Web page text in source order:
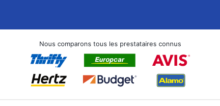
Nous comparons tous les prestataires connus